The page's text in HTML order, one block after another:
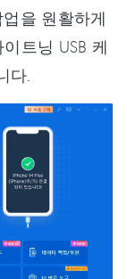
업을 원활하게
트닝 USB 케
다.